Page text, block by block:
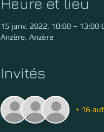
15 janv. 2022, 10:00 – 13:00
Anzère, Anzère
Invités
+ 16